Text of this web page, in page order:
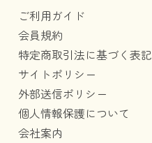
ご利用ガイド
会員規約
特定商取引法に基づく表記
サイトポリシー
外部送信ポリシー
個人情報保護について
会社案内